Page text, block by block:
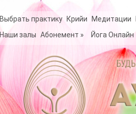
Выбрать практику Крийи Медитации
Наши залы Абонемент » Йога Онлайн